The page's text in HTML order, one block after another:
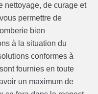
nettoyage, de curage et
permettre de
bien
à la situation du
conformes à
fournies en toute
un maximum de